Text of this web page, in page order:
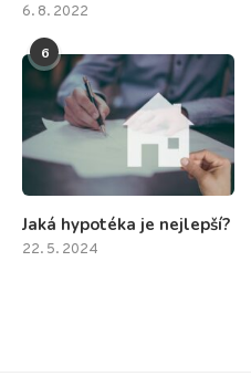
6. 8. 2022
6
Jaká hypotéka je nejlepší?
22. 5. 2024